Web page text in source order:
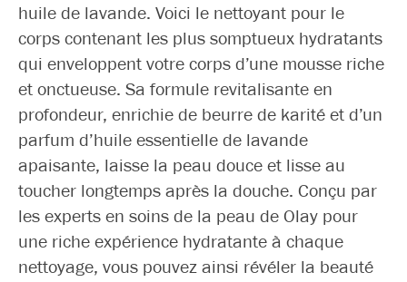
huile de lavande. Voici le nettoyant pour le
corps contenant les plus somptueux hydratants
qui enveloppent votre corps d’une mousse riche
et onctueuse. Sa formule revitalisante en
profondeur, enrichie de beurre de karité et d’un
parfum d’huile essentielle de lavande
apaisante, laisse la peau douce et lisse au
toucher longtemps après la douche. Conçu par
les experts en soins de la peau de Olay pour
une riche expérience hydratante à chaque
nettoyage, vous pouvez ainsi révéler la beauté